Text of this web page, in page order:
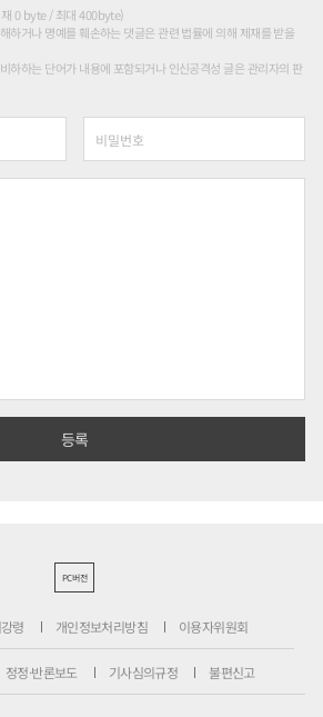
0 byte / 최대 400byte)
하거나 명예를 훼손하는 댓글은 관련 법률에 의해 제재를 받을
하하는 단어가 내용에 포함되거나 인신공격성 글은 관리자의 판
PC버전
령 개인정보처리방침 이용자위원회
정정·반론보도 기사심의규정 불편신고